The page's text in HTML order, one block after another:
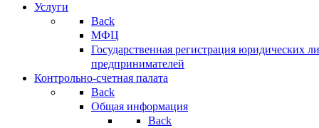
Услуги
Back
МФЦ
Государственная регистрация юридических
предпринимателей
Контрольно-счетная палата
Back
Общая информация
Back